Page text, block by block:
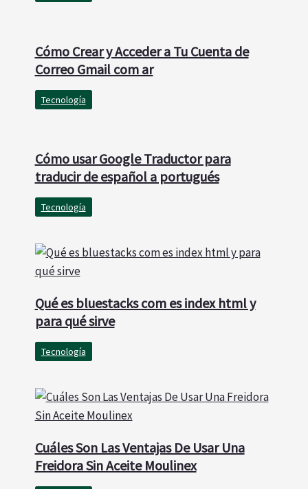
Cómo Crear y Acceder a Tu Cuenta de
Correo Gmail com ar
Tecnología
Cómo usar Google Traductor para
traducir de español a portugués
Tecnología
Qué es bluestacks com es index html y
para qué sirve
Tecnología
Cuáles Son Las Ventajas De Usar Una
Freidora Sin Aceite Moulinex